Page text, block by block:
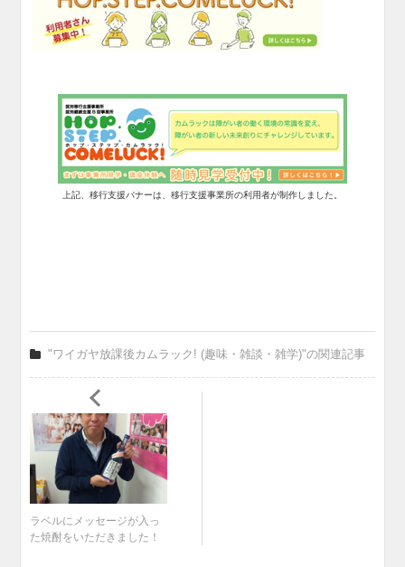
上記、移行支援バナーは、移行支援事業所の利用者が制作しました。
"ワイガヤ放課後カムラック! (趣味・雑談・雑学)"の関連記事
ラベルにメッセージが入っ
た焼酎をいただきました！